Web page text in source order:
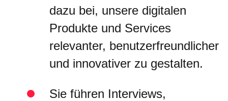
dazu bei, unsere digitalen
Produkte und Services
relevanter, benutzerfreundlicher
und innovativer zu gestalten.
Sie führen Interviews,